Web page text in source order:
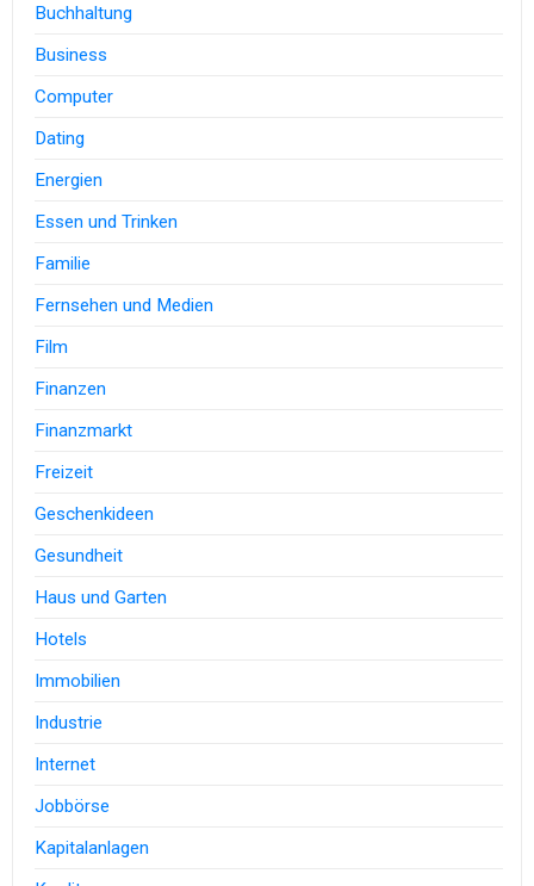
Buchhaltung
Business
Computer
Dating
Energien
Essen und Trinken
Familie
Fernsehen und Medien
Film
Finanzen
Finanzmarkt
Freizeit
Geschenkideen
Gesundheit
Haus und Garten
Hotels
Immobilien
Industrie
Internet
Jobbörse
Kapitalanlagen